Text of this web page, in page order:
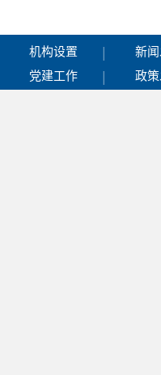
机构设置 | 新
党建工作
| 政